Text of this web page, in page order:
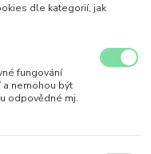
dle kategorií, jak
fungování
a nemohou být
odpovědné mj.